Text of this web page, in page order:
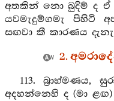
අතකින් නො බුදිම් ද ඒ
යවමැදුම්ගමැ පිහිටි
සඟවා කී කාරණය
2.
113. බ්‍රාහ්මණය,
අදහන්නෙහි ද (මා